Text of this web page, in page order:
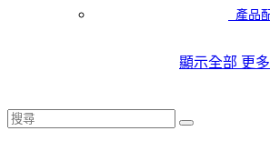
產品
顯示全部 更